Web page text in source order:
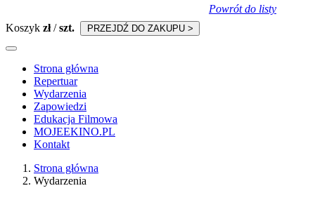
Koszyk zł/szt. PRZEJDŹ DO ZAKUPU >
Strona główna
Repertuar
Wydarzenia
Zapowiedzi
Edukacja Filmowa
MOJEEKINO.PL
Kontakt
Strona główna
Wydarzenia
Powrót do listy